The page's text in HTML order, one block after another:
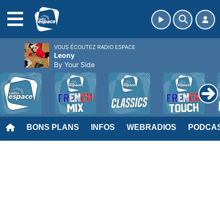
BONS PLANS INFOS WEBRADIOS
VOUS ÉCOUTEZ RADIO ESPACE
Leony
By Your Side